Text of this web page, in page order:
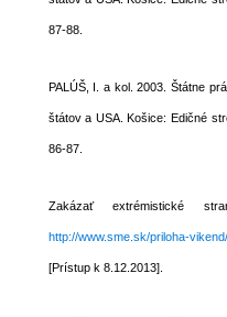
87-88.
PALÚŠ, I. a kol. 2003. Štátne
štátov a USA. Košice: Edičné
86-87.
Zakázať extrémistické
http://www.sme.sk/priloha-
[Prístup k